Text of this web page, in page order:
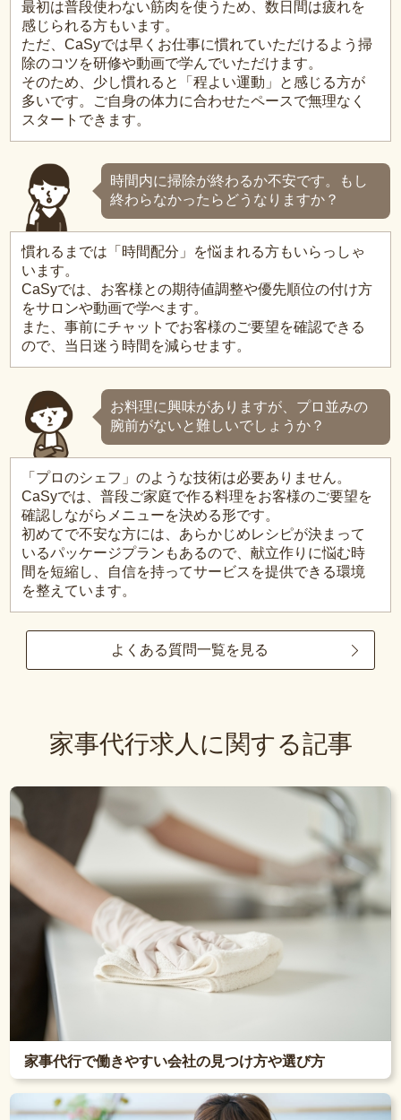
最初は普段使わない筋肉を使うため、数日間は疲れを
感じられる方もいます。
ただ、CaSyでは早くお仕事に慣れていただけるよう掃
除のコツを研修や動画で学んでいただけます。
そのため、少し慣れると「程よい運動」と感じる方が
多いです。ご自身の体力に合わせたペースで無理なく
スタートできます。
時間内に掃除が終わるか不安です。もし
終わらなかったらどうなりますか？
慣れるまでは「時間配分」を悩まれる方もいらっしゃ
います。
CaSyでは、お客様との期待値調整や優先順位の付け方
をサロンや動画で学べます。
また、事前にチャットでお客様のご要望を確認できる
ので、当日迷う時間を減らせます。
お料理に興味がありますが、プロ並みの
腕前がないと難しいでしょうか？
「プロのシェフ」のような技術は必要ありません。
CaSyでは、普段ご家庭で作る料理をお客様のご要望を
確認しながらメニューを決める形です。
初めてで不安な方には、あらかじめレシピが決まって
いるパッケージプランもあるので、献立作りに悩む時
間を短縮し、自信を持ってサービスを提供できる環境
を整えています。
よくある質問一覧を見る
家事代行求人に関する記事
家事代行で働きやすい会社の見つけ方や選び方